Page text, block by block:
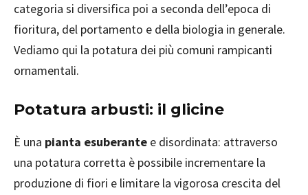
categoria si diversifica poi a seconda dell’epoca di
fioritura, del portamento e della biologia in generale.
Vediamo qui la potatura dei più comuni rampicanti
ornamentali.
Potatura arbusti: il glicine
È una pianta esuberante e disordinata: attraverso
una potatura corretta è possibile incrementare la
produzione di fiori e limitare la vigorosa crescita del